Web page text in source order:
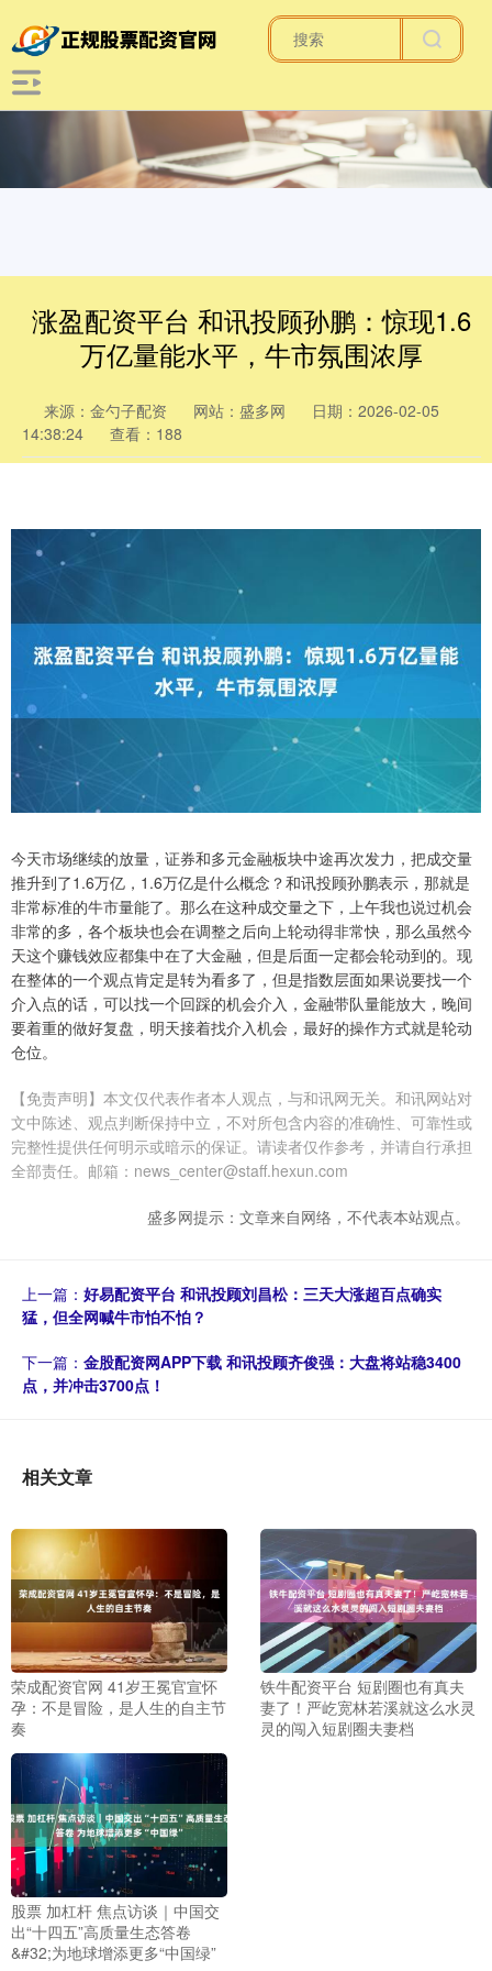
涨盈配资平台 和讯投顾孙鹏：惊现1.6
万亿量能水平，牛市氛围浓厚
来源：金勺子配资 网站：盛多网
日期：2026-02-05
14:38:24
查看：188
今天市场继续的放量，证券和多元金融板块中途再次发力，把成交量
推升到了1.6万亿，1.6万亿是什么概念？和讯投顾孙鹏表示，那就是
非常标准的牛市量能了。那么在这种成交量之下，上午我也说过机会
非常的多，各个板块也会在调整之后向上轮动得非常快，那么虽然今
天这个赚钱效应都集中在了大金融，但是后面一定都会轮动到的。现
在整体的一个观点肯定是转为看多了，但是指数层面如果说要找一个
介入点的话，可以找一个回踩的机会介入，金融带队量能放大，晚间
要着重的做好复盘，明天接着找介入机会，最好的操作方式就是轮动
仓位。
【免责声明】本文仅代表作者本人观点，与和讯网无关。和讯网站对
文中陈述、观点判断保持中立，不对所包含内容的准确性、可靠性或
完整性提供任何明示或暗示的保证。请读者仅作参考，并请自行承担
全部责任。邮箱：news_center@staff.hexun.com
盛多网提示：文章来自网络，不代表本站观点。
上一篇： 好易配资平台 和讯投顾刘昌松：三天大涨超百点确实
猛，但全网喊牛市怕不怕？
下一篇： 金股配资网APP下载 和讯投顾齐俊强：大盘将站稳3400
点，并冲击3700点！
相关文章
荣成配资官网 41岁王冕官宣怀
孕：不是冒险，是人生的自主节
奏
铁牛配资平台 短剧圈也有真夫
妻了！严屹宽林若溪就这么水灵
灵的闯入短剧圈夫妻档
股票 加杠杆 焦点访谈｜中国交
出“十四五”高质量生态答卷
&#32;为地球增添更多“中国绿”